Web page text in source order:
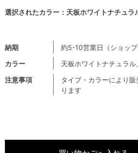
注意事項
タイプ・カラーにより
ります
納期
約5-10営業日（ショップ
カラー
天板ホワイトナチュラル
選択されたカラー：天板ホワイトナチュラ